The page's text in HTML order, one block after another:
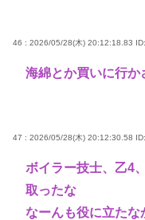
46 : 2026/05/28(木) 20:12:18.83
海綿とか買いに行か
47 : 2026/05/28(木) 20:12:30.58
ボイラー技士、乙4
取ったな
なーんも役に立たな